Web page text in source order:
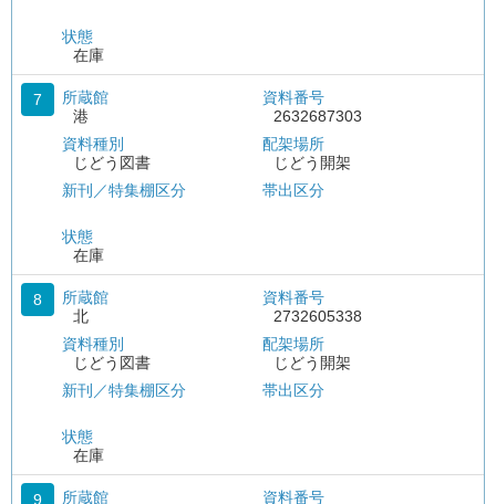
状態
在庫
7
所蔵館
港
資料種別
じどう図書
新刊／特集棚区分
状態
在庫
資料番号
2632687303
配架場所
じどう開架
帯出区分
8
所蔵館
北
資料種別
じどう図書
新刊／特集棚区分
状態
在庫
資料番号
2732605338
配架場所
じどう開架
帯出区分
9 所蔵館 資料番号